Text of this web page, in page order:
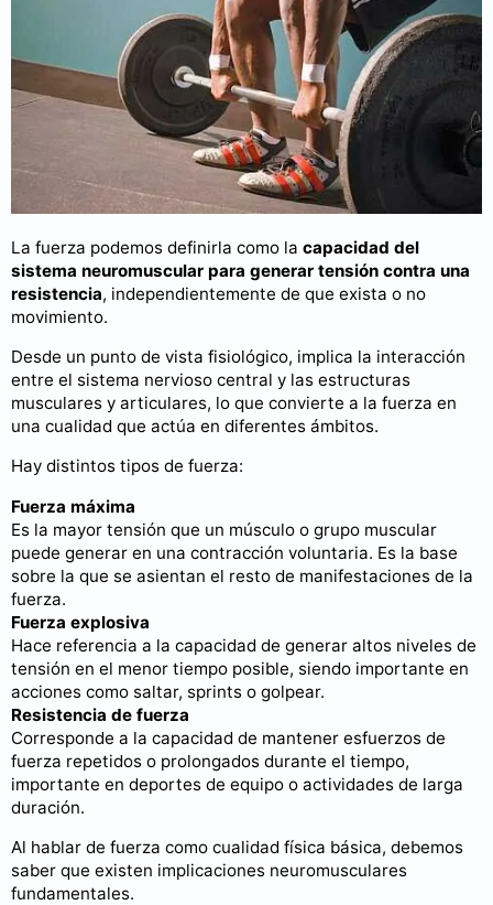
La fuerza podemos definirla como la capacidad del
sistema neuromuscular para generar tensión contra una
resistencia, independientemente de que exista o no
movimiento.
Desde un punto de vista fisiológico, implica la interacción
entre el sistema nervioso central y las estructuras
musculares y articulares, lo que convierte a la fuerza en
una cualidad que actúa en diferentes ámbitos.
Hay distintos tipos de fuerza:
Fuerza máxima
Es la mayor tensión que un músculo o grupo muscular
puede generar en una contracción voluntaria. Es la base
sobre la que se asientan el resto de manifestaciones de la
fuerza.
Fuerza explosiva
Hace referencia a la capacidad de generar altos niveles de
tensión en el menor tiempo posible, siendo importante en
acciones como saltar, sprints o golpear.
Resistencia de fuerza
Corresponde a la capacidad de mantener esfuerzos de
fuerza repetidos o prolongados durante el tiempo,
importante en deportes de equipo o actividades de larga
duración.
Al hablar de fuerza como cualidad física básica, debemos
saber que existen implicaciones neuromusculares
fundamentales.